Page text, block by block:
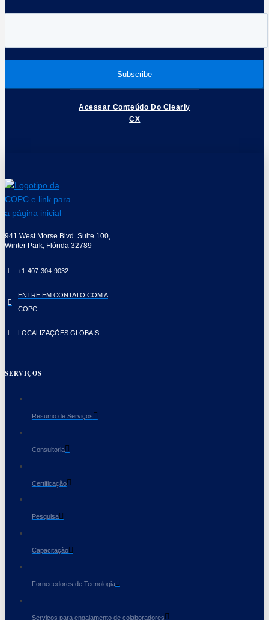
Acessar Conteúdo Do Clearly
CX
941 West Morse Blvd. Suite 100,
Winter Park, Flórida 32789
+1-407-304-9032
ENTRE EM CONTATO COM A
COPC
LOCALIZAÇÕES GLOBAIS
SERVIÇOS
Resumo de Serviços
Consultoria
Certificação
Pesquisa
Capacitação
Fornecedores de Tecnologia
Serviços para engajamento de colaboradores